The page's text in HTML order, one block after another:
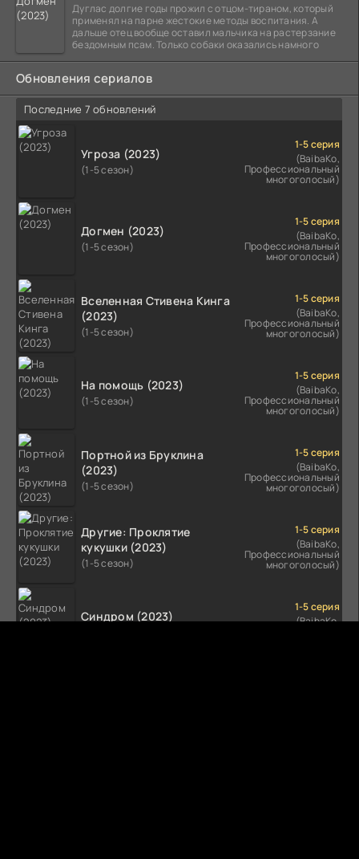
Дуглас долгие годы прожил с отцом-тираном, который
применял на парне жестокие методы воспитания. А
дальше отец вообще оставил мальчика на растерзание
бездомным псам. Только собаки оказались намного
Обновления сериалов
Последние 7 обновлений
Угроза (2023)
(1-5 сезон)
1-5 серия
(BaibaKo,
Профессиональный
многоголосый)
Догмен (2023)
(1-5 сезон)
1-5 серия
(BaibaKo,
Профессиональный
многоголосый)
Вселенная Стивена Кинга
(2023)
(1-5 сезон)
1-5 серия
(BaibaKo,
Профессиональный
многоголосый)
На помощь (2023)
(1-5 сезон)
1-5 серия
(BaibaKo,
Профессиональный
многоголосый)
Портной из Бруклина
(2023)
(1-5 сезон)
1-5 серия
(BaibaKo,
Профессиональный
многоголосый)
Другие: Проклятие
кукушки (2023)
(1-5 сезон)
1-5 серия
(BaibaKo,
Профессиональный
многоголосый)
Синдром (2023)
1-5 серия
(BaibaKo,